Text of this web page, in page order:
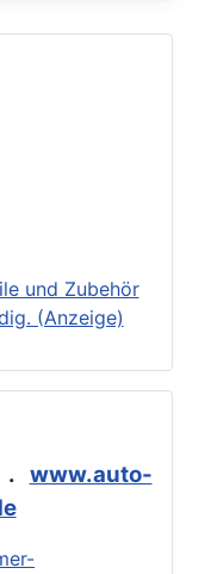
und Zubehör
(Anzeige)
www.auto-